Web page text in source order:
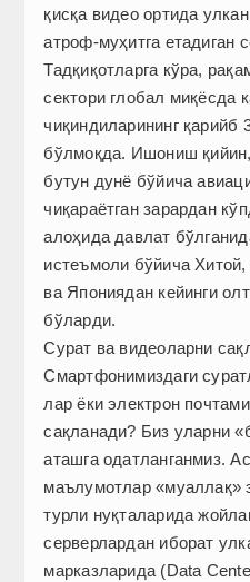
қисқа видео ортида
атроф-муҳитга етадиган
Тадқиқотларга кўра,
сектори глобал миқёсда
чиқиндиларининг қарийб
бўлмоқда. Ишониш
бутун дунё бўйича
чиқараётган зарардан
алоҳида давлат
истеъмоли бўйича
ва Япониядан кейинги
бўларди.
Сурат ва видеоларни
Смартфонимиздаги
лар ёки электрон
сақланади? Биз уларни
аташга одатланганмиз.
маълумотлар «муаллақ»
турли нуқталарида
серверлардан иборат
марказларида (Data